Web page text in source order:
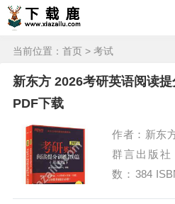
当前位置： 首页 > 考试
新东方 2026考研英语阅读
PDF下载
作者：新东
群言出版社
数：384